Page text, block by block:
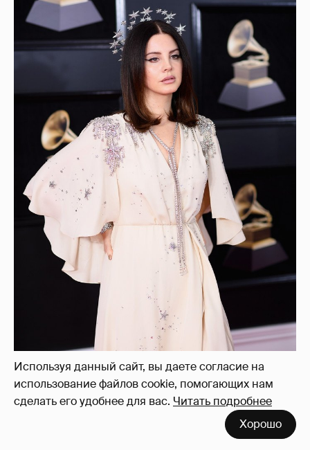
Используя данный сайт, вы даете согласие на
использование файлов cookie, помогающих нам
сделать его удобнее для вас. Читать подробнее
Хорошо